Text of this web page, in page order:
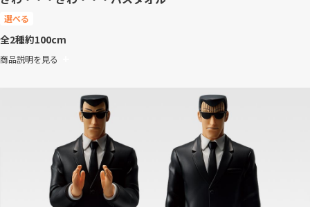
選べる
全2種約100cm
商品説明を見る